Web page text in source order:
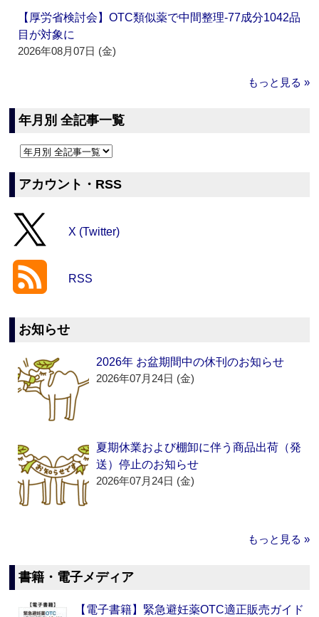
【厚労省検討会】OTC類似薬で中間整理‐77成分1042品
目が対象に
2026年08月07日 (金)
もっと見る »
年月別 全記事一覧
アカウント・RSS
X (Twitter)
RSS
お知らせ
2026年 お盆期間中の休刊のお知らせ
2026年07月24日 (金)
夏期休業および棚卸に伴う商品出荷（発
送）停止のお知らせ
2026年07月24日 (金)
もっと見る »
書籍・電子メディア
【電子書籍】緊急避妊薬OTC適正販売ガイド